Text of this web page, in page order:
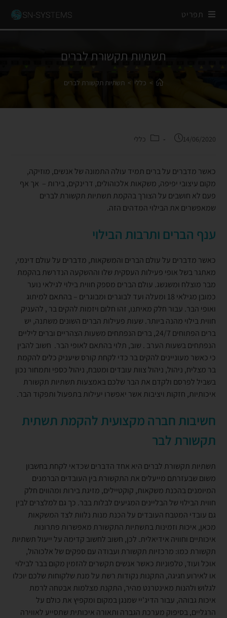
תפריט
תשתיות תקשורת לברים
> כללי > תשתיות תקשורת לברים
14/06/2020 כללי
כאשר מדברים על ברים תמיד עולה התמונה של אנשים, מוזיקה,
מקום עיצובי יפיפה, משקאות אלכוהולים, דרינקים, בירות – אך אף
פעם לא חושבים על הצורך בהקמת תשתיות תקשורת לברים
שמאפשרים את הבילוי המדהים הזה.
ענף הברים ותרבות הבילוי
כאשר מדברים על עולם הברים והמשקאות, מדברים על עולם דינמי,
מאתגר בשל אופי פעילות העסקית שלו וההשקעה הנדרשת בהקמת
מבר מוצלח ומשגשג. עולם הברים מספק חווית בילוי לגילאי נוער
כמובן מגילאי 18 ומעלה ועד לבוגרים ומבוגרים – בהתאם למיתוג
ואופי הבר. עבור חלק מאיתנו, זהו חלום ויזמות להקים בר , להעניק
חווית בילוי מהנה ביותר. שעות פעילות הברים השונים משתנה, יש
ברים הפתוחים 24/7, ברים הנפתחים משעות הצהריים וברים ליליים
הנפתחים בשעות הערב . שוב, תלוי בהתאם לאופי הבר. חשוב להבין
כי כאשר מעוניינים להקים בר כדי לקחת קורס שיעניק כלים להקמת
בר מצליח, ניהול, ניהול צוות עובדים ומטבח, ניהול כספי ותמחור נכון
בשביל לפרסם ולקדם את הבר שלכם באמצעות תשתיות תקשורת
איכותיות, חזקות ויציבות אשר יאפשרו יעילות בתפעול ותפקוד הבר.
חשיבות חברה מקצועית להקמת תשתית
תקשורת לבר
תשתיות תקשורת לברים היא אחד הדברים שכדאי לקחת בחשבון
משום שבעזרתם מייעלים את התקשורת בין העובדים הברמנים
המיומנים בהכנת משקאות, קוקטיילים, מזיגת בירות ומהווים חלק
חווית הבילוי של הבליינים המגיעים לבלות בבר. כך גם למלצרים לבין
גם עובדי המטבח העובדים על הכנת מנות נלוות לצד המשקאות
מכאן, איכות וזמינות בתשתיות התקשורת מאפשרות פתרונות
איכותיים וחוויה אידיאלית. לכן, חשוב לחשוב קדימה על ייעול תשתיות
תקשורת כמו: מרכזיות תקשורת ועבודה עם ספקים של אלכוהול,
אוכל ועוד, טלפוניות כאשר אנשים תקשרים להזמין מקום בבר לבילוי
או לאירוע חגיגה, התקנות נקודות רשת על מנת שלקוחות שלכם יוכלו
לגלוש ולהנות מאינטרנט מהיר, התקנת מצלמות אבטחה לרמת
איכות גבוהה, עבור הדיג'יי שמנגן במקום ומקפיץ את כולם על
הרגליים, בסיפוק מערכת הגברה ותאורה איכותית שתסייע לאווירה